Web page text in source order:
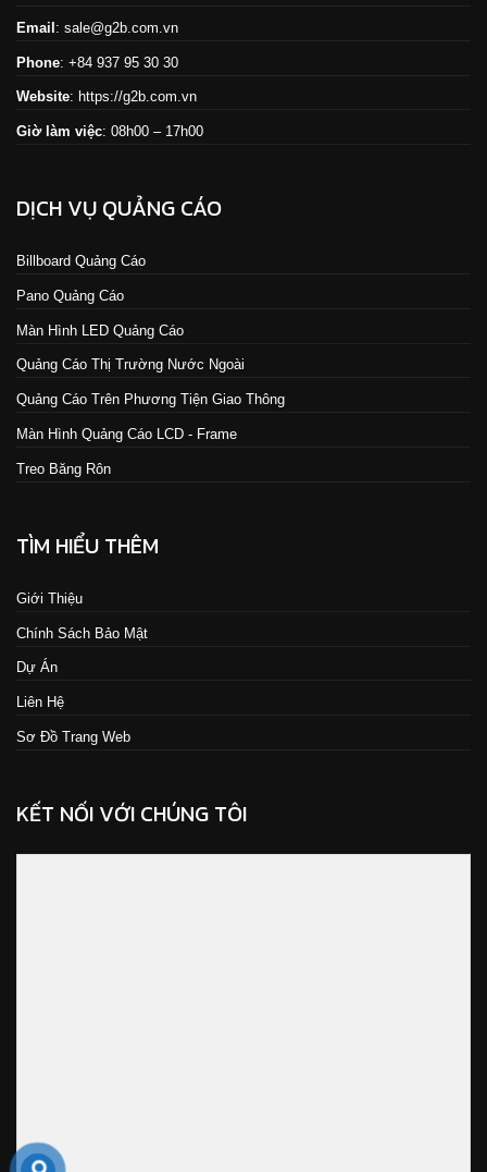
Email : sale@g2b.com.vn
Phone: +84 937 95 30 30
Website: https://g2b.com.vn
Giờ làm việc: 08h00 – 17h00
DỊCH VỤ QUẢNG CÁO
Billboard Quảng Cáo
Pano Quảng Cáo
Màn Hình LED Quảng Cáo
Quảng Cáo Thị Trường Nước Ngoài
Quảng Cáo Trên Phương Tiện Giao Thông
Màn Hình Quảng Cáo LCD - Frame
Treo Băng Rôn
TÌM HIỂU THÊM
Giới Thiệu
Chính Sách Bảo Mật
Dự Án
Liên Hệ
Sơ Đồ Trang Web
KẾT NỐI VỚI CHÚNG TÔI